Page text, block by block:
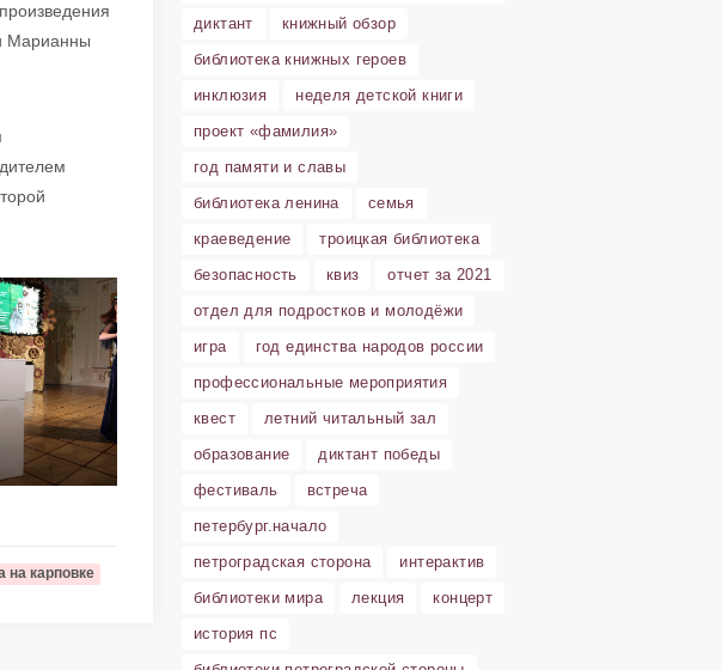
Марианны
на карповке
диктант
книжный обзор
библиотека книжных героев
инклюзия
неделя детской книги
проект «фамилия»
год памяти и славы
библиотека ленина
семья
краеведение
троицкая библиотека
безопасность
квиз
отчет за 2021
отдел для подростков и молодёжи
игра
год единства народов россии
профессиональные мероприятия
квест
летний читальный зал
образование
диктант победы
фестиваль
встреча
петербург.начало
петроградская сторона
интерактив
библиотеки мира
лекция
концерт
история пс